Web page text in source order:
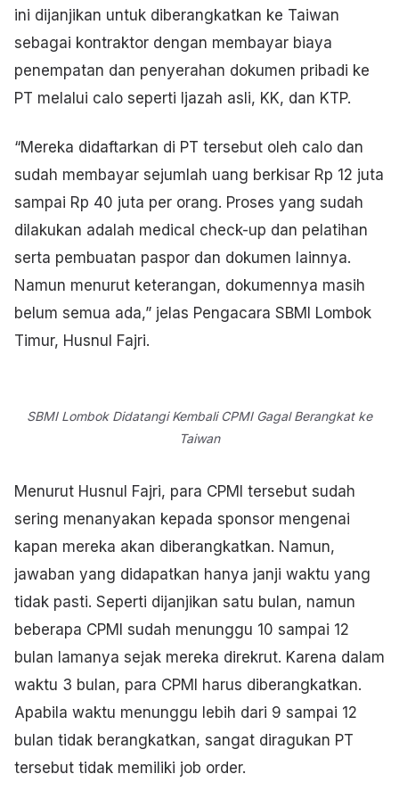
ini dijanjikan untuk diberangkatkan ke Taiwan
sebagai kontraktor dengan membayar biaya
penempatan dan penyerahan dokumen pribadi ke
PT melalui calo seperti Ijazah asli, KK, dan KTP.
“Mereka didaftarkan di PT tersebut oleh calo dan
sudah membayar sejumlah uang berkisar Rp 12 juta
sampai Rp 40 juta per orang. Proses yang sudah
dilakukan adalah medical check-up dan pelatihan
serta pembuatan paspor dan dokumen lainnya.
Namun menurut keterangan, dokumennya masih
belum semua ada,” jelas Pengacara SBMI Lombok
Timur, Husnul Fajri.
SBMI Lombok Didatangi Kembali CPMI Gagal Berangkat ke
Taiwan
Menurut Husnul Fajri, para CPMI tersebut sudah
sering menanyakan kepada sponsor mengenai
kapan mereka akan diberangkatkan. Namun,
jawaban yang didapatkan hanya janji waktu yang
tidak pasti. Seperti dijanjikan satu bulan, namun
beberapa CPMI sudah menunggu 10 sampai 12
bulan lamanya sejak mereka direkrut. Karena dalam
waktu 3 bulan, para CPMI harus diberangkatkan.
Apabila waktu menunggu lebih dari 9 sampai 12
bulan tidak berangkatkan, sangat diragukan PT
tersebut tidak memiliki job order.